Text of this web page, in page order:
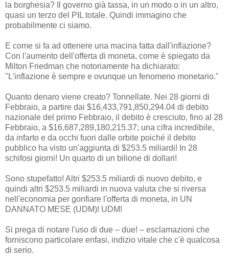
la borghesia? Il governo già tassa, in un modo o in un altro,
quasi un terzo del PIL totale. Quindi immagino che
probabilmente ci siamo.
E come si fa ad ottenere una macina fatta dall'inflazione?
Con l'aumento dell'offerta di moneta, come è spiegato da
Milton Friedman che notoriamente ha dichiarato:
"L'inflazione è sempre e ovunque un fenomeno monetario."
Quanto denaro viene creato? Tonnellate. Nei 28 giorni di
Febbraio, a partire dai $16,433,791,850,294.04 di debito
nazionale del primo Febbraio, il debito è cresciuto, fino al 28
Febbraio, a $16,687,289,180,215.37; una cifra incredibile,
da infarto e da occhi fuori dalle orbite poiché il debito
pubblico ha visto un'aggiunta di $253.5 miliardi! In 28
schifosi giorni! Un quarto di un bilione di dollari!
Sono stupefatto! Altri $253.5 miliardi di nuovo debito, e
quindi altri $253.5 miliardi in nuova valuta che si riversa
nell'economia per gonfiare l'offerta di moneta, in UN
DANNATO MESE (UDM)! UDM!
Si prega di notare l'uso di due – due! – esclamazioni che
forniscono particolare enfasi, indizio vitale che c'è qualcosa
di serio.